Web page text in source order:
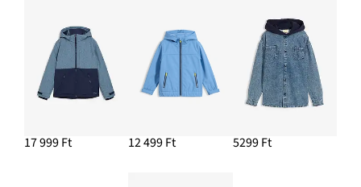
17 999 Ft 12 499 Ft 5299 Ft